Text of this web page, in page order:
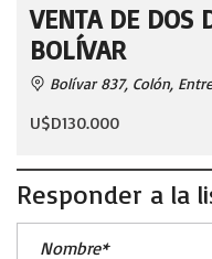
VENTA DE DOS
BOLÍVAR
Bolívar 837, Colón,
U$D130.000
Responder a la